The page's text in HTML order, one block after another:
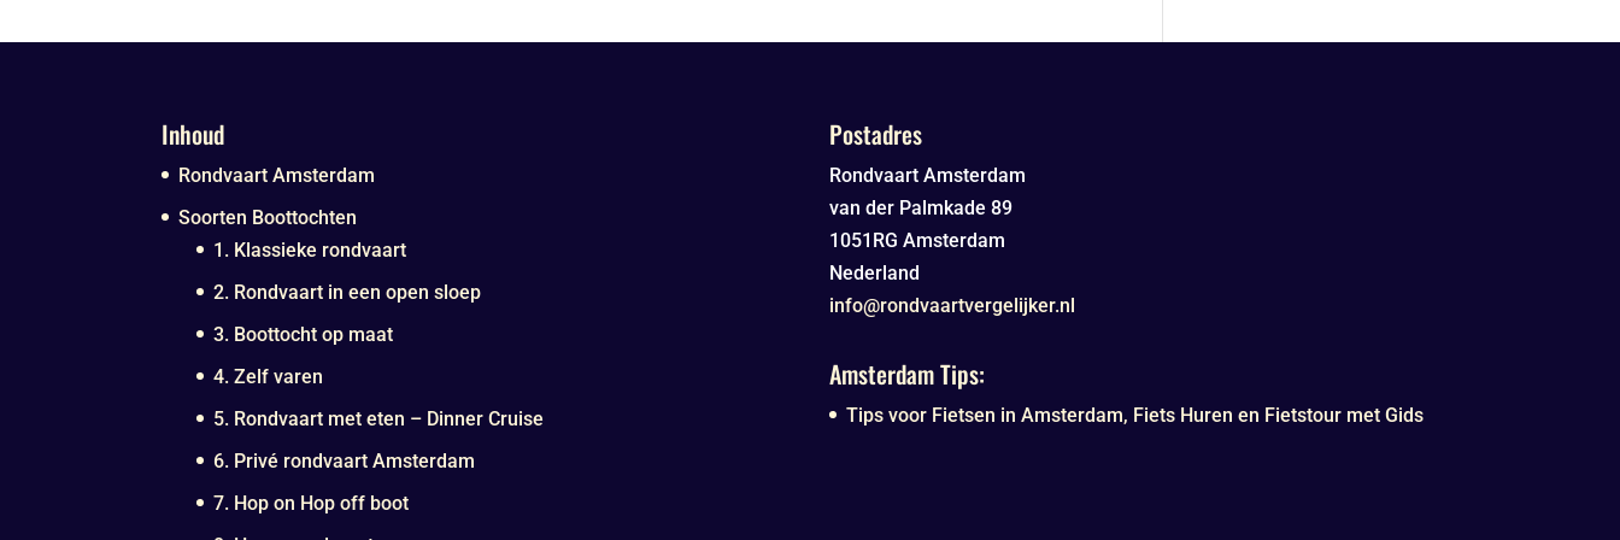
Inhoud
Rondvaart Amsterdam
Soorten Boottochten
1. Klassieke rondvaart
2. Rondvaart in een open sloep
3. Boottocht op maat
4. Zelf varen
5. Rondvaart met eten – Dinner Cruise
6. Privé rondvaart Amsterdam
7. Hop on Hop off boot
Postadres
Rondvaart Amsterdam
van der Palmkade 89
1051RG Amsterdam
Nederland
info@rondvaartvergelijker.nl
Amsterdam Tips:
Tips voor Fietsen in Amsterdam, Fiets Huren en Fietstour met Gids